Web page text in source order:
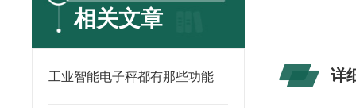
相关文章
工业智能电子秤都有那些功能 详